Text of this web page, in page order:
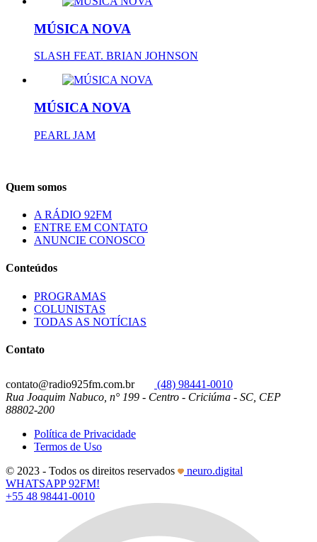
MÚSICA NOVA
SLASH FEAT. BRIAN JOHNSON
MÚSICA NOVA
PEARL JAM
Quem somos
A RÁDIO 92FM
ENTRE EM CONTATO
ANUNCIE CONOSCO
Conteúdos
PROGRAMAS
COLUNISTAS
TODAS AS NOTÍCIAS
Contato
contato@radio925fm.com.br
(48) 98441-0010
Rua Joaquim Nabuco, n° 199 - Centro - Criciúma - SC, CEP
88802-200
Política de Privacidade
Termos de Uso
© 2023 - Todos os direitos reservados
neuro.digital
WHATSAPP 92FM!
+55 48 98441-0010